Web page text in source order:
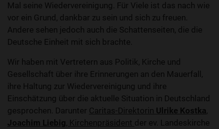
Mal seine Wiedervereinigung. Für Viele ist das nach wie
vor ein Grund, dankbar zu sein und sich zu freuen.
Andere sehen jedoch auch die Schattenseiten, die die
Deutsche Einheit mit sich brachte.
Wir haben mit Vertretern aus Politik, Kirche und
Gesellschaft über ihre Erinnerungen an den Mauerfall,
ihre Haltung zur Wiedervereinigung und ihre
Einschätzung über die aktuelle Situation in Deutschland
gesprochen. Darunter Caritas-Direktorin Ulrike Kostka,
Joachim Liebig, Kirchenpräsident der ev. Landeskirche